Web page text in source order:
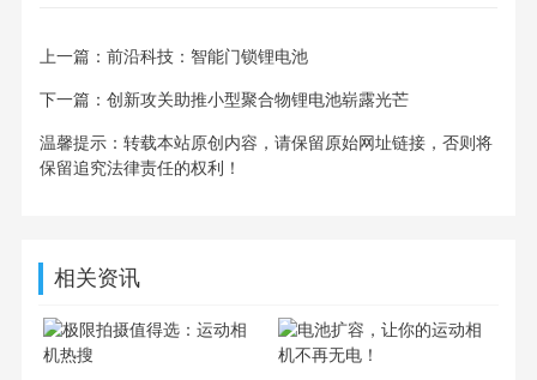
上一篇： 前沿科技：智能门锁锂电池
下一篇： 创新攻关助推小型聚合物锂电池崭露光芒
温馨提示：转载本站原创内容，请保留原始网址链接，否则将
保留追究法律责任的权利！
相关资讯